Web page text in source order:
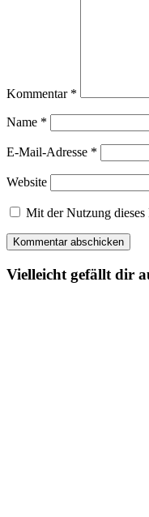
Kommentar *
Name *
E-Mail-Adresse *
Website
Mit der Nutzung dieses
Vielleicht gefällt dir